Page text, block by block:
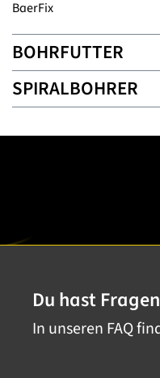
BaerFix
BOHRFUTTER
SPIRALBOHRER
Du hast
In unseren FAQ